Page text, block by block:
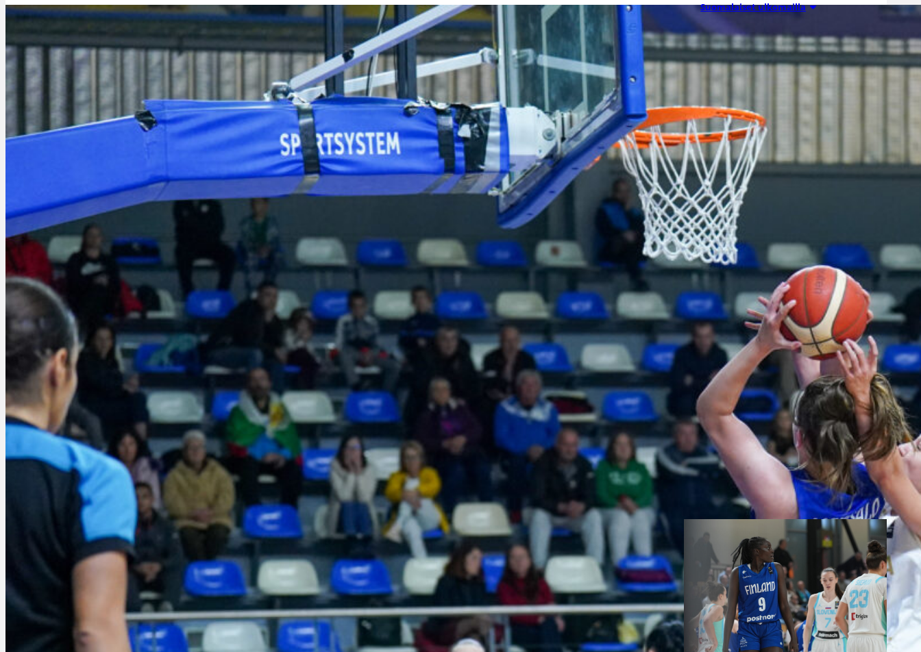
Suomalaiset ulkomailla
08.08.2026 08:54
Wingsille
tappio
Valkyriesia
vastaan –
Kuier neljä
pistettä ja
kaksi
torjuntaa
WNBA:ssa Dallas Wings kärsi
tappion, kun Golden State
Valkyries oli parempi
loppulukemin 94-76 (44-36).
Awak Kuier tilastoi vaihdoissa
yhdeksässä ja puolessa
minuutissa neljä pistettä, yhden
levypallon ja kaksi torjuntaa.